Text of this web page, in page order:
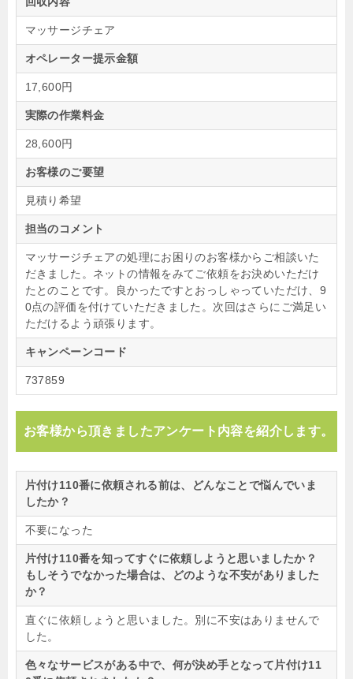
マッサージチェア
オペレーター提示金額
17,600円
実際の作業料金
28,600円
お客様のご要望
見積り希望
担当のコメント
マッサージチェアの処理にお困りのお客様からご相談いた
だきました。ネットの情報をみてご依頼をお決めいただけ
たとのことです。良かったですとおっしゃっていただけ、9
0点の評価を付けていただきました。次回はさらにご満足い
ただけるよう頑張ります。
キャンペーンコード
737859
お客様から頂きましたアンケート内容を紹介します。
片付け110番に依頼される前は、どんなことで悩んでいま
したか？
不要になった
片付け110番を知ってすぐに依頼しようと思いましたか？
もしそうでなかった場合は、どのような不安がありました
か？
直ぐに依頼しょうと思いました。別に不安はありませんで
した。
色々なサービスがある中で、何が決め手となって片付け11